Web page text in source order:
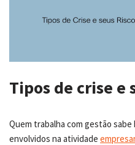
Tipos de crise e
Quem trabalha com gestão
envolvidos na atividade